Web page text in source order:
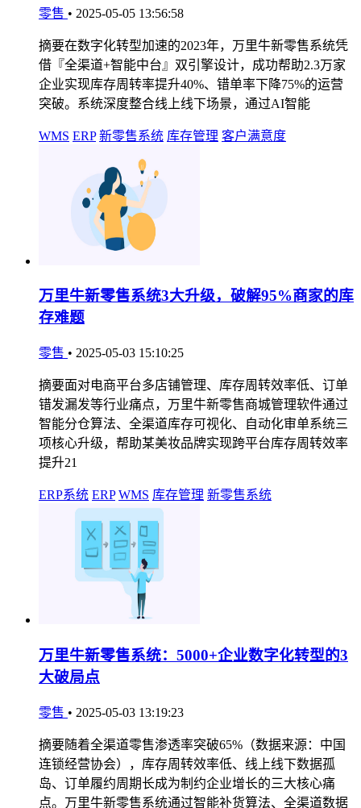
零售 • 2025-05-05 13:56:58
摘要在数字化转型加速的2023年，万里牛新零售系统凭
借『全渠道+智能中台』双引擎设计，成功帮助2.3万家
企业实现库存周转率提升40%、错单率下降75%的运营
突破。系统深度整合线上线下场景，通过AI智能
WMS ERP 新零售系统 库存管理 客户满意度
万里牛新零售系统3大升级，破解95%商家的库
存难题
零售 • 2025-05-03 15:10:25
摘要面对电商平台多店铺管理、库存周转效率低、订单
错发漏发等行业痛点，万里牛新零售商城管理软件通过
智能分仓算法、全渠道库存可视化、自动化审单系统三
项核心升级，帮助某美妆品牌实现跨平台库存周转效率
提升21
ERP系统 ERP WMS 库存管理 新零售系统
万里牛新零售系统：5000+企业数字化转型的3
大破局点
零售 • 2025-05-03 13:19:23
摘要随着全渠道零售渗透率突破65%（数据来源：中国
连锁经营协会），库存周转效率低、线上线下数据孤
岛、订单履约周期长成为制约企业增长的三大核心痛
点。万里牛新零售系统通过智能补货算法、全渠道数据